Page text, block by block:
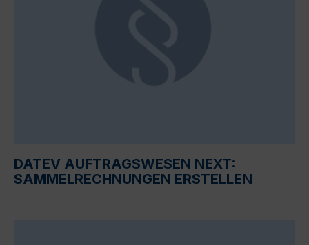
DATEV AUFTRAGSWESEN NEXT:
SAMMELRECHNUNGEN ERSTELLEN